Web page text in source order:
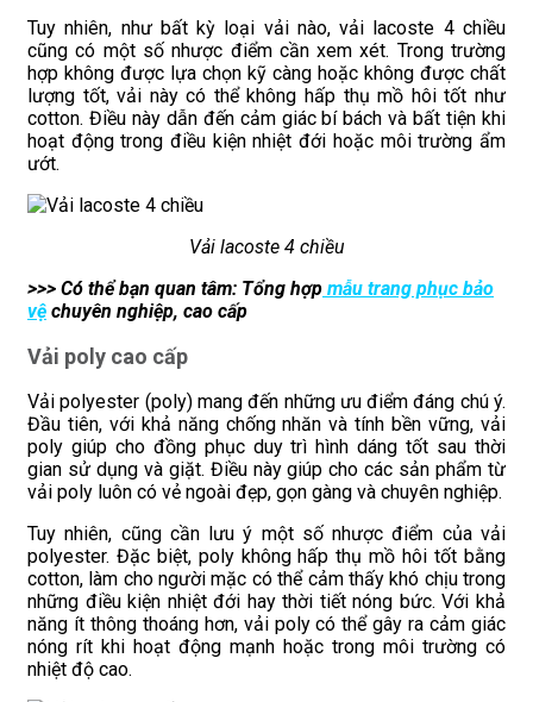
Tuy nhiên, như bất kỳ loại vải nào, vải lacoste 4 chiều
cũng có một số nhược điểm cần xem xét. Trong trường
hợp không được lựa chọn kỹ càng hoặc không được chất
lượng tốt, vải này có thể không hấp thụ mồ hôi tốt như
cotton. Điều này dẫn đến cảm giác bí bách và bất tiện khi
hoạt động trong điều kiện nhiệt đới hoặc môi trường ẩm
ướt.
Vải lacoste 4 chiều
>>> Có thể bạn quan tâm: Tổng hợp mẫu trang phục bảo
vệ chuyên nghiệp, cao cấp
Vải poly cao cấp
Vải polyester (poly) mang đến những ưu điểm đáng chú ý.
Đầu tiên, với khả năng chống nhăn và tính bền vững, vải
poly giúp cho đồng phục duy trì hình dáng tốt sau thời
gian sử dụng và giặt. Điều này giúp cho các sản phẩm từ
vải poly luôn có vẻ ngoài đẹp, gọn gàng và chuyên nghiệp.
Tuy nhiên, cũng cần lưu ý một số nhược điểm của vải
polyester. Đặc biệt, poly không hấp thụ mồ hôi tốt bằng
cotton, làm cho người mặc có thể cảm thấy khó chịu trong
những điều kiện nhiệt đới hay thời tiết nóng bức. Với khả
năng ít thông thoáng hơn, vải poly có thể gây ra cảm giác
nóng rít khi hoạt động mạnh hoặc trong môi trường có
nhiệt độ cao.